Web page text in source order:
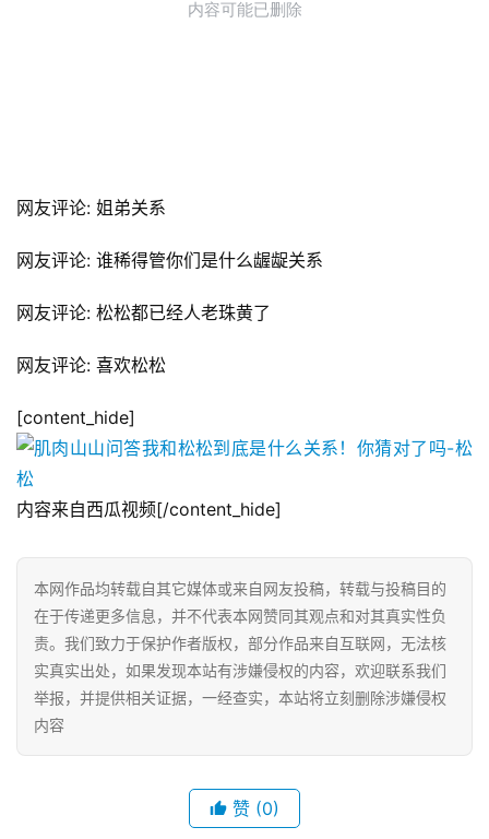
网友评论: 姐弟关系
网友评论: 谁稀得管你们是什么龌龊关系
网友评论: 松松都已经人老珠黄了
网友评论: 喜欢松松
[content_hide]
内容来自西瓜视频[/content_hide]
本网作品均转载自其它媒体或来自网友投稿，转载与投稿目的
在于传递更多信息，并不代表本网赞同其观点和对其真实性负
责。我们致力于保护作者版权，部分作品来自互联网，无法核
实真实出处，如果发现本站有涉嫌侵权的内容，欢迎联系我们
举报，并提供相关证据，一经查实，本站将立刻删除涉嫌侵权
内容
赞 (0)